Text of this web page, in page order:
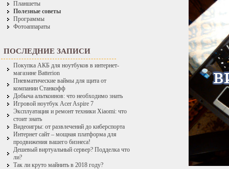
Планшеты
Полезные советы
Программы
Фотоаппараты
ПОСЛЕДНИЕ ЗАПИСИ
Покупка АКБ для ноутбуков в интернет-
магазине Batterion
Пневматические ваймы для щита от
компании Станкофф
Добыча альткоинов: что необходимо знать
Игровой ноутбук Acer Aspire 7
Эксплуатация и ремонт техники Xiaomi: что
стоит знать
Видеоигры: от развлечений до киберспорта
Интернет сайт – мощная платформа для
продвижения вашего бизнеса!
Дешевый виртуальный сервер? Подделка что
ли?
Так ли круто майнить в 2018 году?